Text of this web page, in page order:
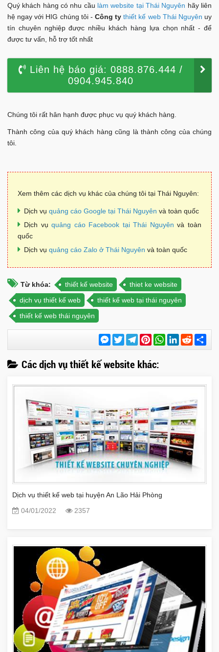
Quý khách hàng có nhu cầu làm website tại Thái Nguyên hãy liên
hệ ngay với HIG chúng tôi - Công tythiết kế web Thái Nguyên uy
tín chuyên nghiệp được nhiều khách hàng lựa chọn nhất - để
được tư vấn, hỗ trợ tốt nhất
Liên hệ báo giá: 0888.876.444 /
0904.945.840
Chúng tôi rất hân hạnh được phục vụ quý khách hàng.
Thành công của quý khách hàng cũng là thành công của chúng
tôi.
Xem thêm các dịch vụ khác của chúng tôi tại Thái Nguyên:
Dịch vụ quảng cáo Google tại Thái Nguyên và toàn quốc
Dịch vụquảng cáo Facebook tại Thái Nguyên và toàn
quốc
Dịch vụ quảng cáo Zalo ở Thái Nguyên và toàn quốc
Từ khóa: thiết kế website
thiet ke website
dịch vụ thiết kế web
thiết kế web tại thái nguyên
thiết kế web thái nguyên
Messenger
TwitterTelegramPinterestWhatsApp
LinkedInReddit
Các dịch vụ thiết kế website khác:
Dịch vụ thiết kế web tại huyện An Lão Hải Phòng
04/01/2022
2357